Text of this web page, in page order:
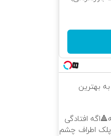
بهترین
افتادگی
اطراف چشم